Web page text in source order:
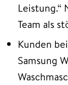
Leistung.“
Team als
Kunden
Samsung